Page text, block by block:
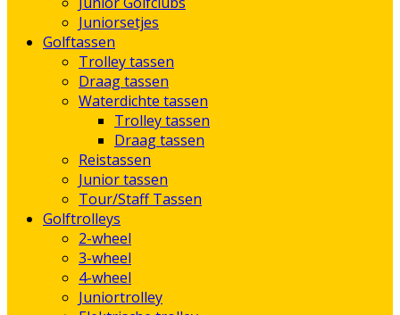
Juniorsetjes
Golftassen
Trolley tassen
Draag tassen
Waterdichte tassen
Trolley tassen
Draag tassen
Reistassen
Junior tassen
Tour/Staff Tassen
Golftrolleys
2-wheel
3-wheel
4-wheel
Juniortrolley